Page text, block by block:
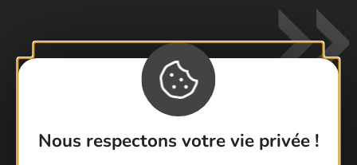
Nous respectons votre vie privée !
Contactez-nous !